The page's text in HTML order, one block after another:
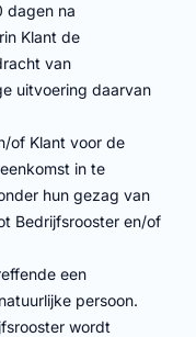
dagen na
Klant de
van
uitvoering daarvan
of Klant voor de
in te
hun gezag van
Bedrijfsrooster en/of
een
persoon.
wordt